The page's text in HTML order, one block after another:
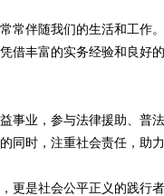
常伴随我们的生活和工作
借丰富的实务经验和良好
事业，参与法律援助、普
同时，注重社会责任，助
更是社会公平正义的践行